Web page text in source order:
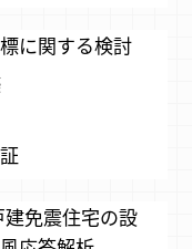
に関する検討
免震住宅の設